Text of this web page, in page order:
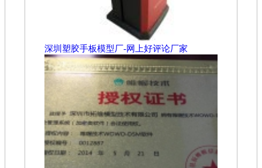
深圳塑胶手板模型厂-网上好评论厂家